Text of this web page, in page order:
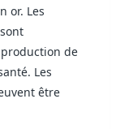
or. Les
de
Les
être